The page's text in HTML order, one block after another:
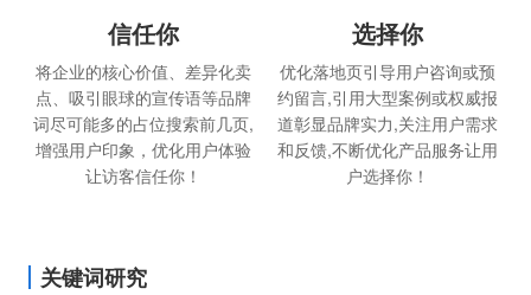
信任你
将企业的核心价值、差异化卖
点、吸引眼球的宣传语等品牌
词尽可能多的占位搜索前几页,
增强用户印象，优化用户体验
让访客信任你！
选择你
优化落地页引导用户咨询或预
约留言,引用大型案例或权威报
道彰显品牌实力,关注用户需求
和反馈,不断优化产品服务让用
户选择你！
关键词研究